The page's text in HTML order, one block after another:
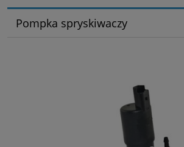
Pompka spryskiwaczy